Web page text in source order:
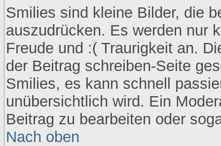
Smilies sind kleine Bilder, die
auszudrücken. Es werden nur
Freude und :( Traurigkeit an.
der Beitrag schreiben-Seite
Smilies, es kann schnell
unübersichtlich wird. Ein
Beitrag zu bearbeiten oder
Nach oben